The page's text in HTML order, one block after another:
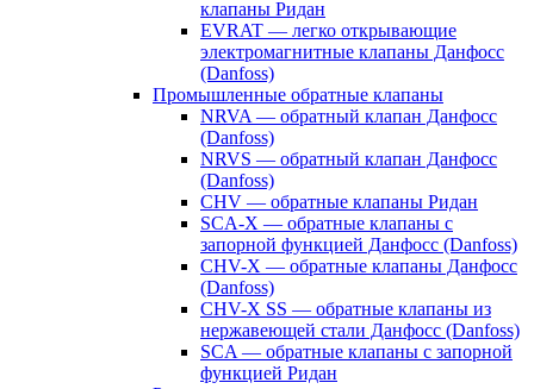
клапаны Ридан
EVRAT — легко открывающие
электромагнитные клапаны Данфосс
(Danfoss)
Промышленные обратные клапаны
NRVA — обратный клапан Данфосс
(Danfoss)
NRVS — обратный клапан Данфосс
(Danfoss)
CHV — обратные клапаны Ридан
SCA-X — обратные клапаны с
запорной функцией Данфосс (Danfoss)
CHV-X — обратные клапаны Данфосс
(Danfoss)
CHV-X SS — обратные клапаны из
нержавеющей стали Данфосс (Danfoss)
SCA — обратные клапаны с запорной
функцией Ридан